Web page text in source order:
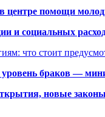
центре помощи
и социальных
что стоит
браков —
новые